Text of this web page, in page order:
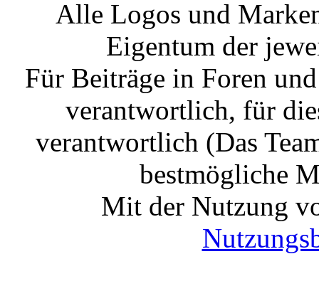
Alle Logos und
Eigentum der
Für Beiträge in Foren
verantwortlich, für
verantwortlich (Das
bestmögliche
Mit der Nutzung